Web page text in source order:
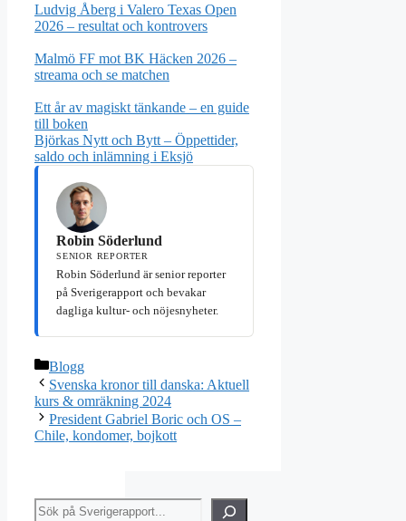
Ludvig Åberg i Valero Texas Open
2026 – resultat och kontrovers
Malmö FF mot BK Häcken 2026 –
streama och se matchen
Ett år av magiskt tänkande – en guide
till boken
Björkas Nytt och Bytt – Öppettider,
saldo och inlämning i Eksjö
Robin Söderlund
SENIOR REPORTER
Robin Söderlund är senior reporter
på Sverigerapport och bevakar
dagliga kultur- och nöjesnyheter.
Kategorier
Blogg
Svenska kronor till danska: Aktuell
kurs & omräkning 2024
President Gabriel Boric och OS –
Chile, kondomer, bojkott
Sök